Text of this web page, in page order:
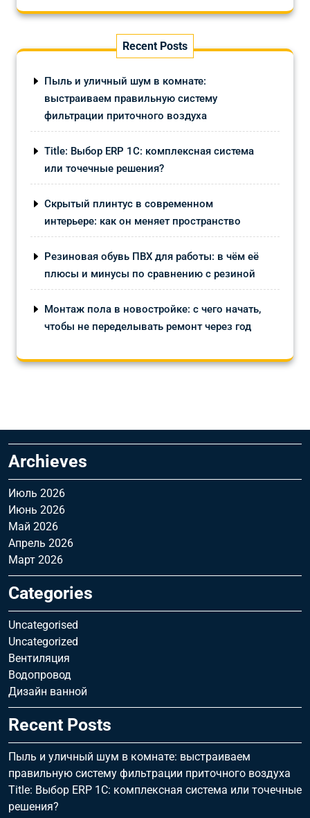
Recent Posts
Пыль и уличный шум в комнате:
выстраиваем правильную систему
фильтрации приточного воздуха
Title: Выбор ERP 1С: комплексная система
или точечные решения?
Скрытый плинтус в современном
интерьере: как он меняет пространство
Резиновая обувь ПВХ для работы: в чём её
плюсы и минусы по сравнению с резиной
Монтаж пола в новостройке: с чего начать,
чтобы не переделывать ремонт через год
Archieves
Июль 2026
Июнь 2026
Май 2026
Апрель 2026
Март 2026
Categories
Uncategorised
Uncategorized
Вентиляция
Водопровод
Дизайн ванной
Recent Posts
Пыль и уличный шум в комнате: выстраиваем
правильную систему фильтрации приточного воздуха
Title: Выбор ERP 1С: комплексная система или точечные
решения?